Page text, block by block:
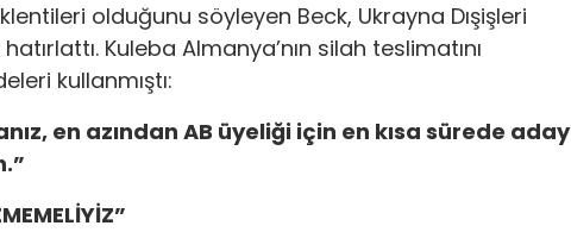
olduğunu söyleyen Beck, Ukrayna Dışişleri
Kuleba Almanya’nın silah teslimatını
kullanmıştı:
en azından AB üyeliği için en kısa sürede aday